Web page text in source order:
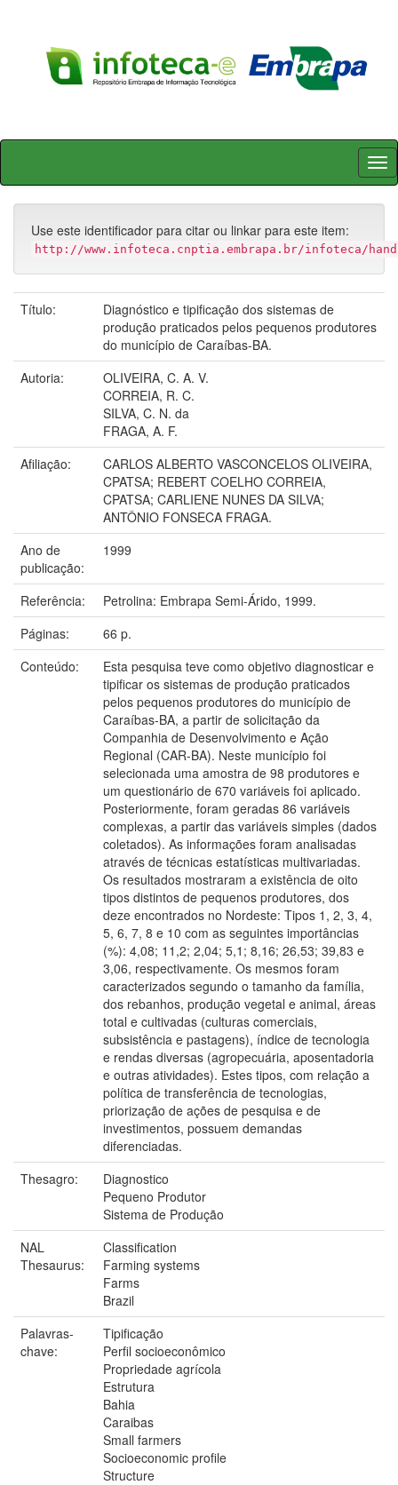
Skip
Use este identificador para citar ou linkar para este item:
http://www.infoteca.cnptia.embrapa.br/infoteca/
Título:
Diagnóstico e tipificação dos sistemas de
produção praticados pelos pequenos produtores
do município de Caraíbas-BA.
Autoria:
OLIVEIRA, C. A. V.
CORREIA, R. C.
SILVA, C. N. da
FRAGA, A. F.
Afiliação:
CARLOS ALBERTO VASCONCELOS OLIVEIRA,
CPATSA; REBERT COELHO CORREIA,
CPATSA; CARLIENE NUNES DA SILVA;
ANTÔNIO FONSECA FRAGA.
Ano de
publicação:
1999
Referência:
Petrolina: Embrapa Semi-Árido, 1999.
Páginas:
66 p.
Conteúdo:
Esta pesquisa teve como objetivo diagnosticar e
tipificar os sistemas de produção praticados
pelos pequenos produtores do município de
Caraíbas-BA, a partir de solicitação da
Companhia de Desenvolvimento e Ação
Regional (CAR-BA). Neste município foi
selecionada uma amostra de 98 produtores e
um questionário de 670 variáveis foi aplicado.
Posteriormente, foram geradas 86 variáveis
complexas, a partir das variáveis simples (dados
coletados). As informações foram analisadas
através de técnicas estatísticas multivariadas.
Os resultados mostraram a existência de oito
tipos distintos de pequenos produtores, dos
deze encontrados no Nordeste: Tipos 1, 2, 3, 4,
5, 6, 7, 8 e 10 com as seguintes importâncias
(%): 4,08; 11,2; 2,04; 5,1; 8,16; 26,53; 39,83 e
3,06, respectivamente. Os mesmos foram
caracterizados segundo o tamanho da família,
dos rebanhos, produção vegetal e animal, áreas
total e cultivadas (culturas comerciais,
subsistência e pastagens), índice de tecnologia
e rendas diversas (agropecuária, aposentadoria
e outras atividades). Estes tipos, com relação a
política de transferência de tecnologias,
priorização de ações de pesquisa e de
investimentos, possuem demandas
diferenciadas.
Thesagro:
Diagnostico
Pequeno Produtor
Sistema de Produção
NAL
Thesaurus:
Classification
Farming systems
Farms
Brazil
Palavras-
chave:
Tipificação
Perfil socioeconômico
Propriedade agrícola
Estrutura
Bahia
Caraibas
Small farmers
Socioeconomic profile
Structure